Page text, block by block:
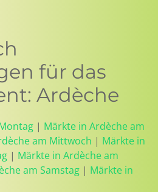
für das
Ardèche
| Märkte in Ardèche am
am Mittwoch | Märkte in
| Märkte in Ardèche am
am Samstag | Märkte in